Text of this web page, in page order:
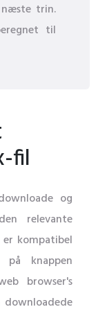
trin.
til
fil
og
relevante
kompatibel
knappen
browser's